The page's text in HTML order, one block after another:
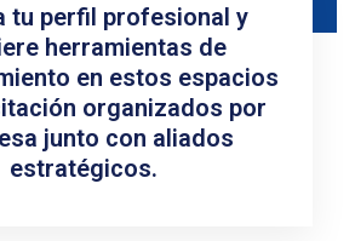
tu perfil profesional y
herramientas de
en estos espacios
organizados por
junto con aliados
estratégicos.